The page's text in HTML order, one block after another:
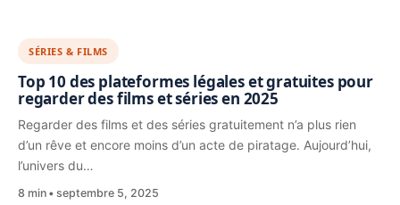
SÉRIES & FILMS
Top 10 des plateformes légales et gratuites pour
regarder des films et séries en 2025
Regarder des films et des séries gratuitement n’a plus rien
d’un rêve et encore moins d’un acte de piratage. Aujourd’hui,
l’univers du…
8 min septembre 5, 2025